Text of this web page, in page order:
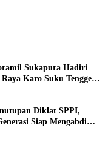
Sukapura Hadiri
Karo Suku Tengger
Diklat SPPI,
Siap Mengabdi